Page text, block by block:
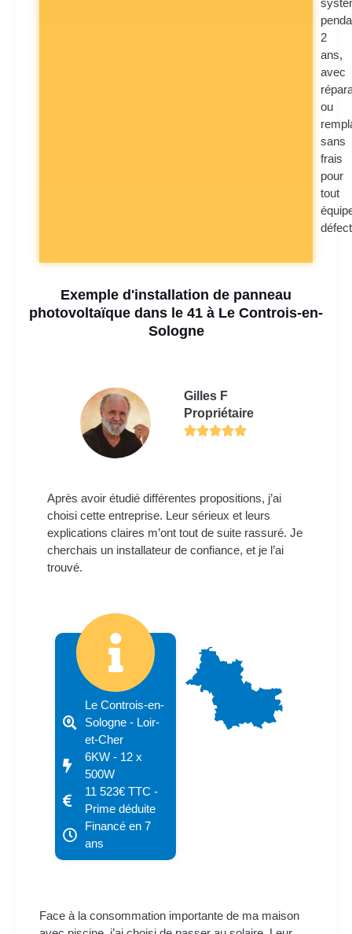
2
ans,
avec
ou
sans
frais
pour
tout
Exemple d'installation de panneau
photovoltaïque dans le 41 à Le Controis-en-
Sologne
Gilles F
Propriétaire
Après avoir étudié différentes propositions, j’ai
choisi cette entreprise. Leur sérieux et leurs
explications claires m’ont tout de suite rassuré. Je
cherchais un installateur de confiance, et je l’ai
trouvé.
Le Controis-en-
Sologne - Loir-
et-Cher
6KW - 12 x
500W
11 523€ TTC -
Prime déduite
Financé en 7
ans
Face à la consommation importante de ma maison